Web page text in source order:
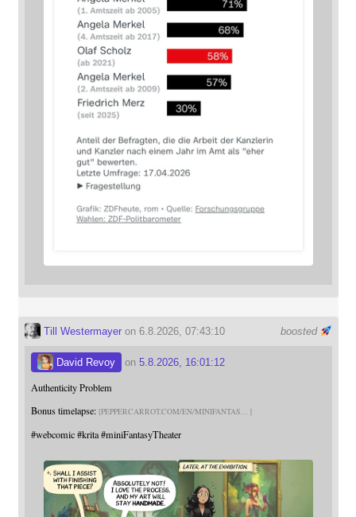
boosted
Till Westermayeron 6.8.2026, 07:43:10
David Revoy on 5.8.2026, 16:01:12
Authenticity Problem
Bonus timelapse: PEPPERCARROT.COM/EN/MINIFANTAS
#webcomic #krita #miniFantasyTheater